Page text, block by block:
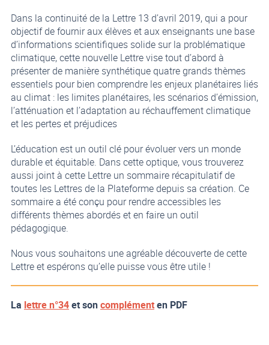
Dans la continuité de la Lettre 13 d’avril 2019, qui a pour
objectif de fournir aux élèves et aux enseignants une base
d’informations scientifiques solide sur la problématique
climatique, cette nouvelle Lettre vise tout d’abord à
présenter de manière synthétique quatre grands thèmes
essentiels pour bien comprendre les enjeux planétaires liés
au climat : les limites planétaires, les scénarios d’émission,
l’atténuation et l’adaptation au réchauffement climatique
et les pertes et préjudices
L’éducation est un outil clé pour évoluer vers un monde
durable et équitable. Dans cette optique, vous trouverez
aussi joint à cette Lettre un sommaire récapitulatif de
toutes les Lettres de la Plateforme depuis sa création. Ce
sommaire a été conçu pour rendre accessibles les
différents thèmes abordés et en faire un outil
pédagogique.
Nous vous souhaitons une agréable découverte de cette
Lettre et espérons qu’elle puisse vous être utile !
La lettre n°34et soncomplémenten PDF